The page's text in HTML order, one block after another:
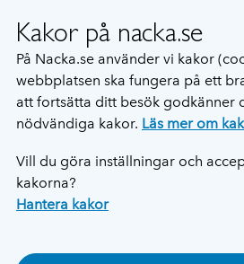
Kakor på nacka.se
På Nacka.se använder vi kakor
webbplatsen ska fungera på ett
att fortsätta ditt besök godkänner
nödvändiga kakor. Läs mer om
Vill du göra inställningar och
kakorna?
Hantera kakor